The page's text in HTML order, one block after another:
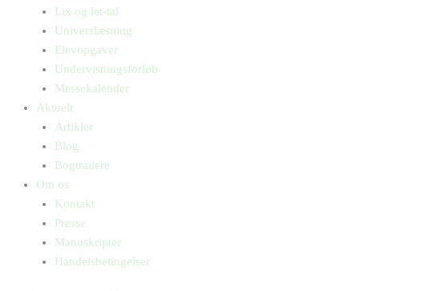
Lix og let-tal
Universlæsning
Elevopgaver
Undervisningsforløb
Messekalender
Aktuelt
Artikler
Blog
Bogtrailere
Om os
Kontakt
Presse
Manuskripter
Handelsbetingelser